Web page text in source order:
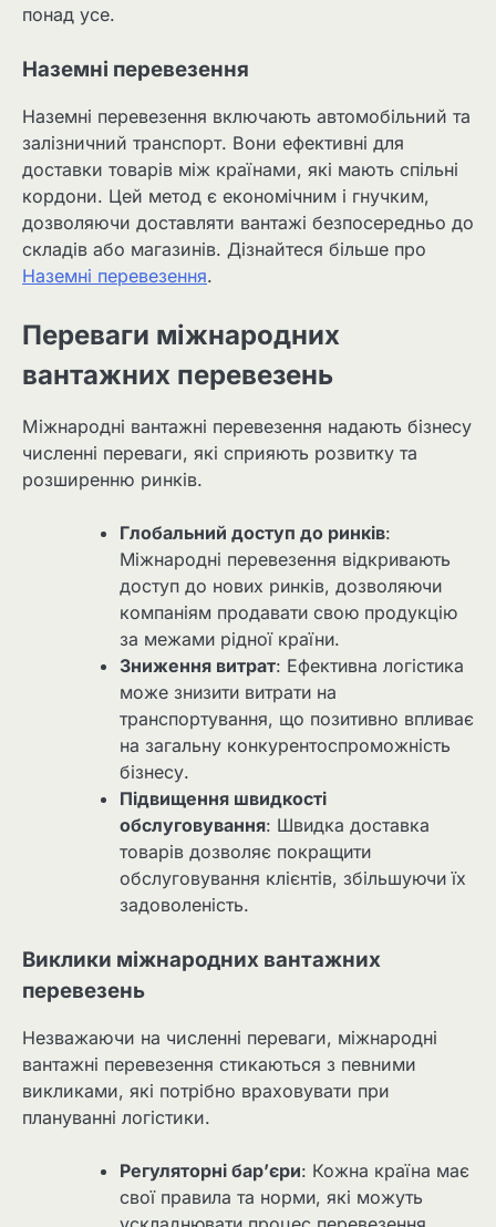
понад усе.
Наземні перевезення
Наземні перевезення включають автомобільний та
залізничний транспорт. Вони ефективні для
доставки товарів між країнами, які мають спільні
кордони. Цей метод є економічним і гнучким,
дозволяючи доставляти вантажі безпосередньо до
складів або магазинів. Дізнайтеся більше про
Наземні перевезення.
Переваги міжнародних
вантажних перевезень
Міжнародні вантажні перевезення надають бізнесу
численні переваги, які сприяють розвитку та
розширенню ринків.
Глобальний доступ до ринків:
Міжнародні перевезення відкривають
доступ до нових ринків, дозволяючи
компаніям продавати свою продукцію
за межами рідної країни.
Зниження витрат: Ефективна логістика
може знизити витрати на
транспортування, що позитивно впливає
на загальну конкурентоспроможність
бізнесу.
Підвищення швидкості
обслуговування: Швидка доставка
товарів дозволяє покращити
обслуговування клієнтів, збільшуючи їх
задоволеність.
Виклики міжнародних вантажних
перевезень
Незважаючи на численні переваги, міжнародні
вантажні перевезення стикаються з певними
викликами, які потрібно враховувати при
плануванні логістики.
Регуляторні бар’єри: Кожна країна має
свої правила та норми, які можуть